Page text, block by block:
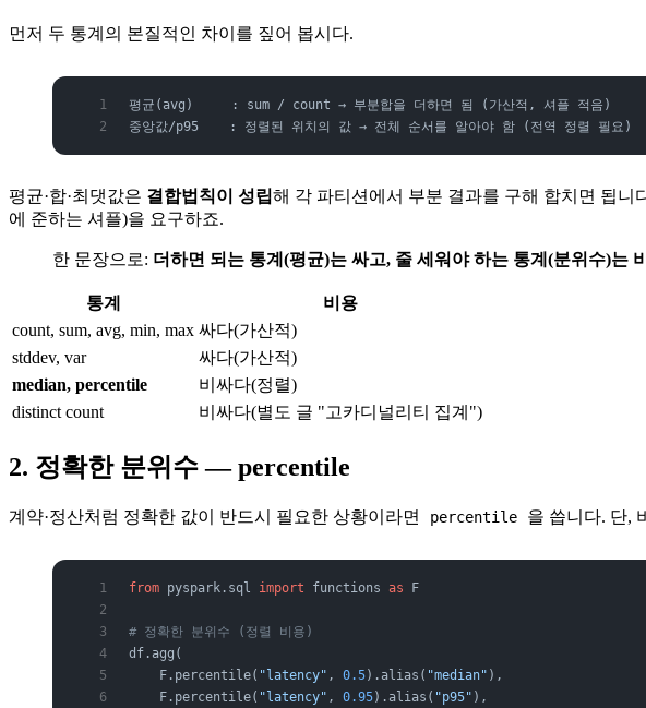
먼저 두 통계의 본질적인 차이를 짚어 봅시다.
평균(avg)     : sum / count → 부분합을 더하면 됨 (가산적, 셔플 적음)
중앙값/p95    : 정렬된 위치의 값 → 전체 순서를 알아야 함 (전역 정렬 필요)
평균·합·최댓값은 결합법칙이 성립해 각 파티션에서 부분 결과를 구해 합치면 됩
에 준하는 셔플)을 요구하죠.
한 문장으로: 더하면 되는 통계(평균)는 싸고, 줄 세워야 하는 통계(분위수)는
통계
비용
count, sum, avg, min, max 싸다(가산적)
stddev, var
싸다(가산적)
median, percentile
비싸다(정렬)
distinct count
비싸다(별도 글 "고카디널리티 집계")
2. 정확한 분위수 — percentile
계약·정산처럼 정확한 값이 반드시 필요한 상황이라면 percentile 을 씁니다. 단,
from pyspark.sql import functions as F
# 정확한 분위수 (정렬 비용)
df.agg(
    F.percentile(
"latency" , 0.5).alias( "median" ),
    F.percentile(
"latency" , 0.95).alias( "p95" ),